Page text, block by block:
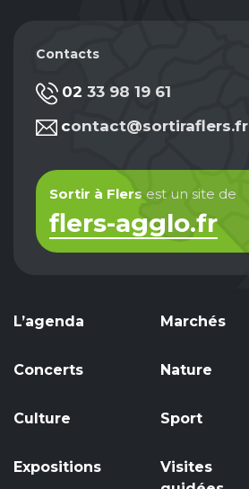
Contacts
02 33 98 19 61
contact@sortiraflers.fr
Sortir à Flers est un site de
flers-agglo.fr
L’agenda
Concerts
Culture
Expositions
Marchés
Nature
Sport
Visites